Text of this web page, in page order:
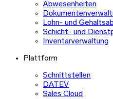
Abwesenheiten
Lohn- und
Schicht- und
Inventarverwaltung
Plattform
Schnittstellen
DATEV
Sales Cloud